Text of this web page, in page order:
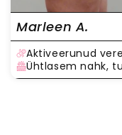
Marleen A.
Aktiveerunud
Ühtlasem nahk,